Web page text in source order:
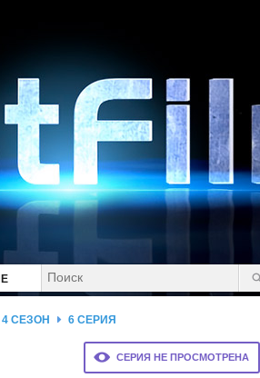
СЕРИЯ НЕ ПРОСМОТРЕНА
4 СЕЗОН 6 СЕРИЯ